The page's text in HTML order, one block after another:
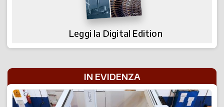
Leggi la Digital Edition
IN EVIDENZA